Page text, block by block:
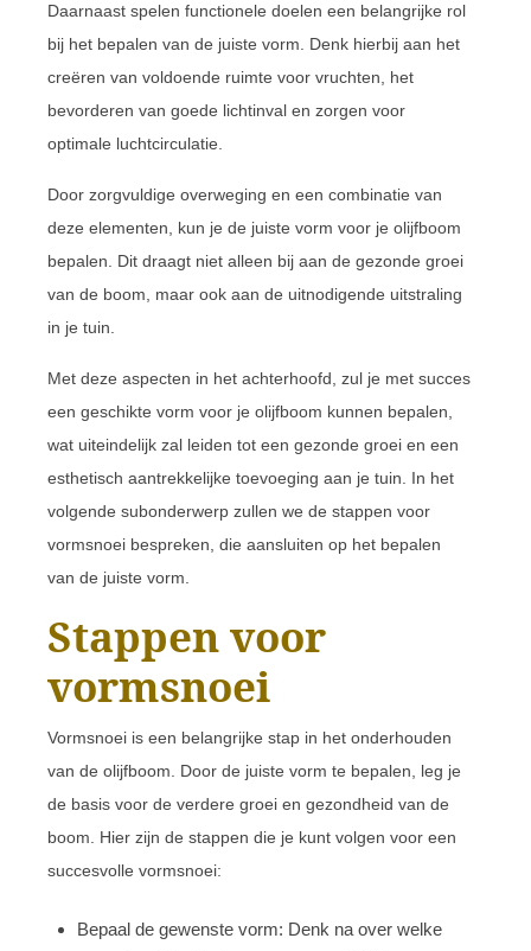
Daarnaast spelen functionele doelen een belangrijke rol
bij het bepalen van de juiste vorm. Denk hierbij aan het
creëren van voldoende ruimte voor vruchten, het
bevorderen van goede lichtinval en zorgen voor
optimale luchtcirculatie.
Door zorgvuldige overweging en een combinatie van
deze elementen, kun je de juiste vorm voor je olijfboom
bepalen. Dit draagt niet alleen bij aan de gezonde groei
van de boom, maar ook aan de uitnodigende uitstraling
in je tuin.
Met deze aspecten in het achterhoofd, zul je met succes
een geschikte vorm voor je olijfboom kunnen bepalen,
wat uiteindelijk zal leiden tot een gezonde groei en een
esthetisch aantrekkelijke toevoeging aan je tuin. In het
volgende subonderwerp zullen we de stappen voor
vormsnoei bespreken, die aansluiten op het bepalen
van de juiste vorm.
Stappen voor
vormsnoei
Vormsnoei is een belangrijke stap in het onderhouden
van de olijfboom. Door de juiste vorm te bepalen, leg je
de basis voor de verdere groei en gezondheid van de
boom. Hier zijn de stappen die je kunt volgen voor een
succesvolle vormsnoei:
Bepaal de gewenste vorm: Denk na over welke